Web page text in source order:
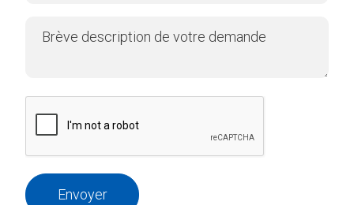
Envoyer